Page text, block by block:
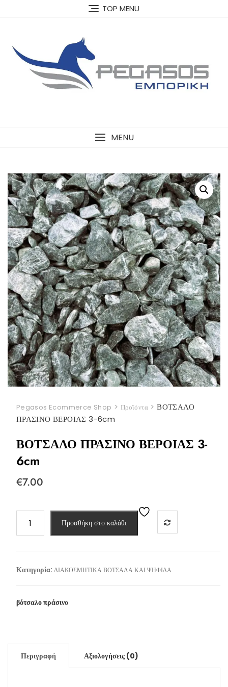
TOP MENU
MENU
Pegasos Ecommerce Shop > Προϊόντα>ΒΟΤΣΑΛΟ
ΠΡΑΣΙΝΟ ΒΕΡΟΙΑΣ 3-6cm
ΒΟΤΣΑΛΟ ΠΡΑΣΙΝΟ ΒΕΡΟΙΑΣ 3-
6cm
€7.00
ΠΡΑΣΙΝΟ
3-
6cm
ποσότητα
Προσθήκη στο καλάθι
Κατηγορία: ΔΙΑΚΟΣΜΗΤΙΚΑ ΒΟΤΣΑΛΑ ΚΑΙ ΨΗΦΙΔΑ
βότσαλο πράσινο
Περιγραφή Αξιολογήσεις (0)